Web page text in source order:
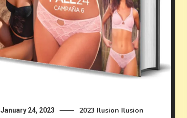
January 24, 2023 2023 Ilusion Ilusion